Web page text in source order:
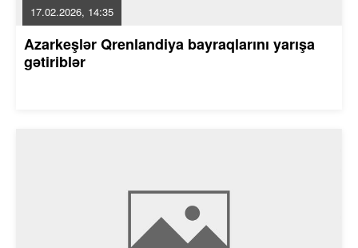
17.02.2026, 14:35
Azarkeşlər Qrenlandiya bayraqlarını yarışa
gətiriblər